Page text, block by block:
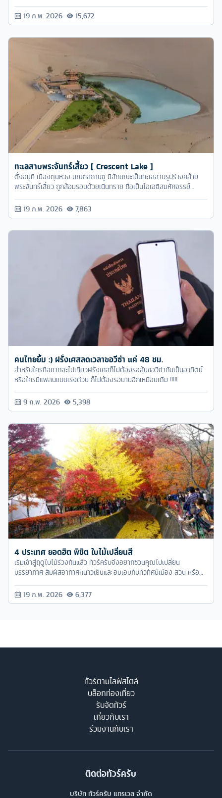
19 ก.พ. 2026 15,672
ทะเลสาบพระจันทร์เสี้ยว [ Crescent Lake ]
ตั้งอยู่ที่ เมืองตุนหวง มณฑลกานซู มีลักษณะเป็นทะเลสาบรูปร่างคล้าย
พระจันทร์เสี้ยว ถูกล้อมรอบด้วยเนินทราย ถือเป็นโอเอซิสมหัศจรรย์
19 ก.พ. 2026 7,863
คนไทยยิ้ม :) ฝรั่งเศสลดเวลาขอวีซ่า แค่ 48 ชม.
สำหรับใครที่อยากจะไปเที่ยวฝรั่งเศสก็ไม่ต้องรอลุ้นขอวีซ่ากันเป็นอาทิตย์
หรือใครมีแพลนแบบเร่งด่วน ก็ไม่ต้องรอนานอีกเหมือนเดิม !!!!!
9 ก.พ. 2026 5,398
4 ประเทศ ยอดฮิต พิชิต ใบไม้เปลี่ยนสี
เริ่มเข้าสู่ฤดูใบไม้ร่วงกันแล้ว ทัวร์ครับจึงอยากชวนคุณไปเปลี่ยน
บรรยากาศ สัมผัสอากาศหนาวเย็นและอิ่มเอมกับทิวทัศน์เมือง สวน หรือ
ธรรมชาติท่ามกลางใบไม้แดง
19 ก.พ. 2026 6,377
ทัวร์ตามไลฟ์สไตล์
บล็อกท่องเที่ยว
รับจัดทัวร์
เกี่ยวกับเรา
ร่วมงานกับเรา
ติดต่อทัวร์ครับ
บริษัท ทัวร์ครับ แทรเวล จำกัด